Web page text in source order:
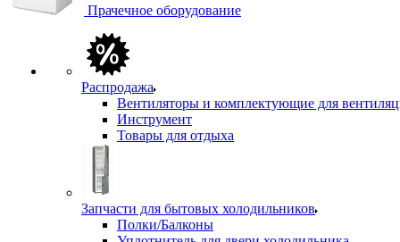
Прачечное оборудование
Распродажа
Вентиляторы и комплектующие для
Инструмент
Товары для отдыха
Запчасти для бытовых холодильников
Полки/Балконы